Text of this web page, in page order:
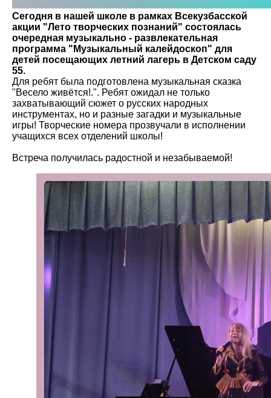
Сегодня в нашей школе в рамках Всекузбасской
акции "Лето творческих познаний" состоялась
очередная музыкально - развлекательная
программа "Музыкальный калейдоскоп" для
детей посещающих летний лагерь в Детском саду
55.
Для ребят была подготовлена музыкальная сказка
"Весело живётся!.". Ребят ожидал не только
захватывающий сюжет о русских народных
инструментах, но и разные загадки и музыкальные
игры! Творческие номера прозвучали в исполнении
учащихся всех отделений школы!
Встреча получилась радостной и незабываемой!